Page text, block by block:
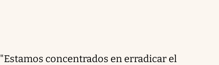
"Estamos concentrados en erradicar el